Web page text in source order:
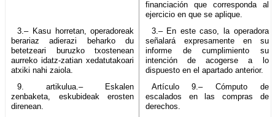
financiación que corresponda al
ejercicio en que se aplique.
3.– Kasu horretan, operadoreak
berariaz adierazi beharko du
betetzeari buruzko txostenean
aurreko idatz-zatian xedatutakoari
atxiki nahi zaiola.
3.– En este caso, la operadora
señalará expresamente en su
informe de cumplimiento su
intención de acogerse a lo
dispuesto en el apartado anterior.
9. artikulua.– Eskalen
zenbaketa, eskubideak erosten
direnean.
Artículo 9.– Cómputo de
escalados en las compras de
derechos.